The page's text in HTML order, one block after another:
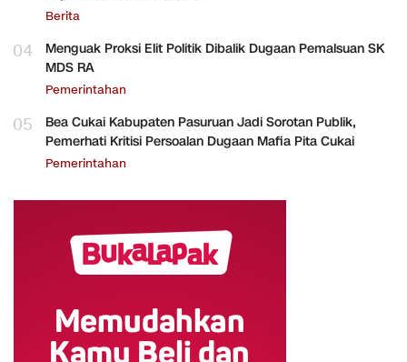
Berita
04
Menguak Proksi Elit Politik Dibalik Dugaan Pemalsuan SK
MDS RA
Pemerintahan
05
Bea Cukai Kabupaten Pasuruan Jadi Sorotan Publik,
Pemerhati Kritisi Persoalan Dugaan Mafia Pita Cukai
Pemerintahan